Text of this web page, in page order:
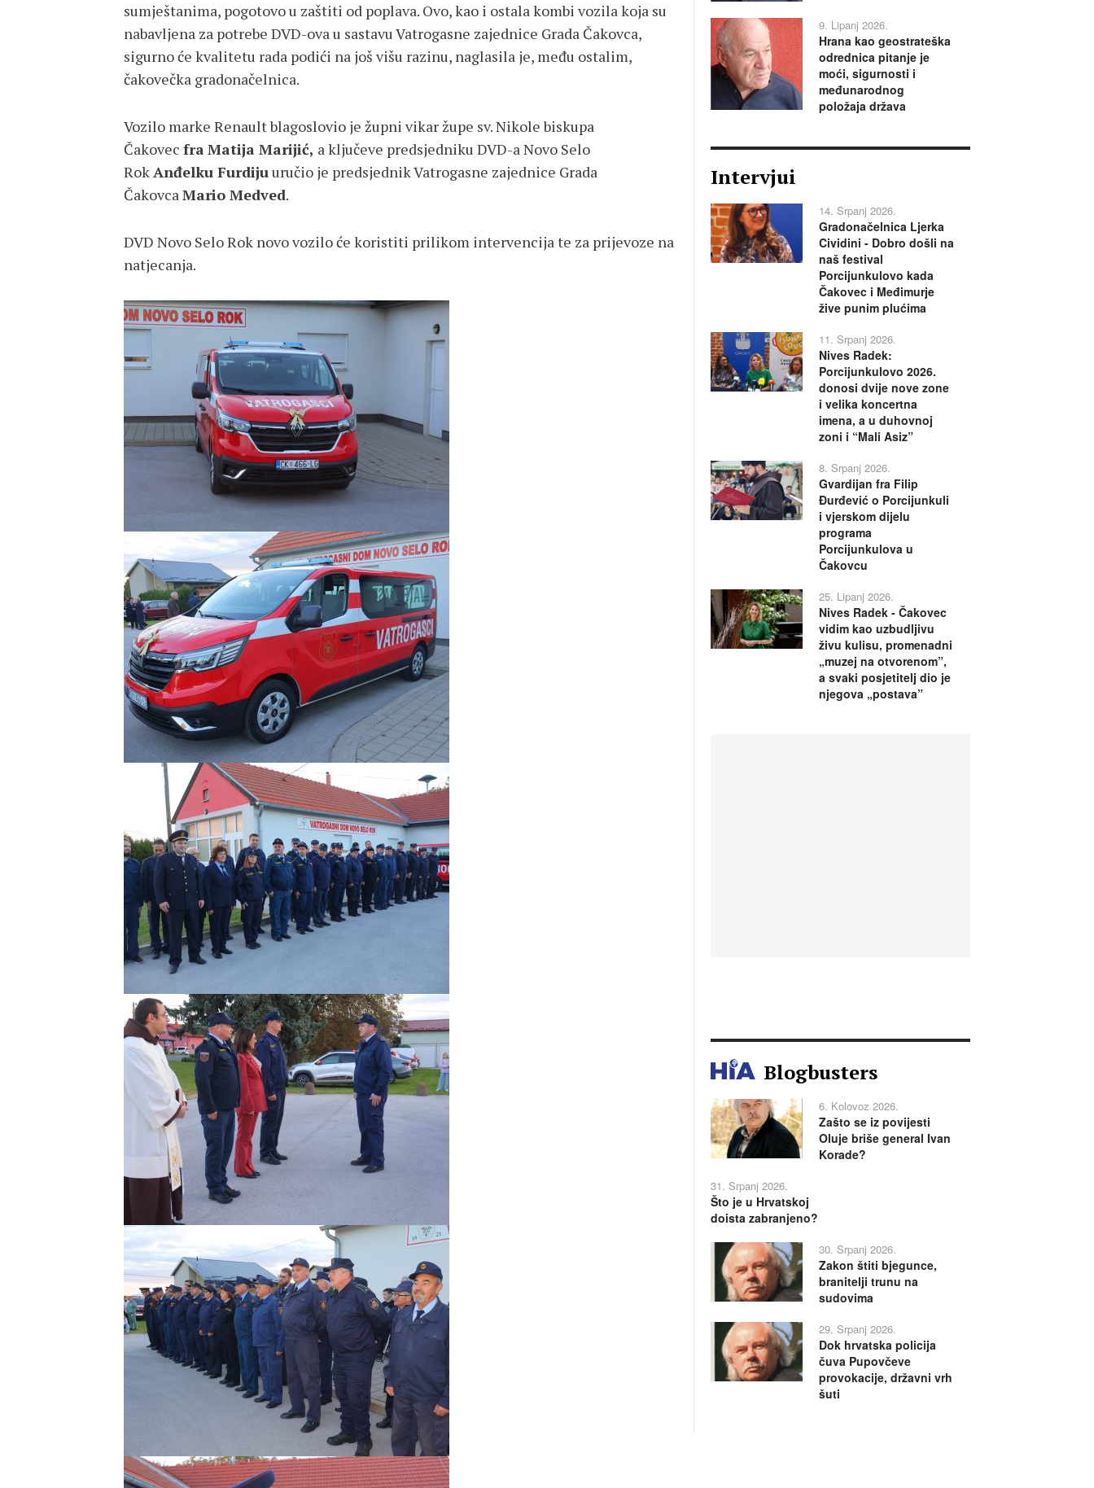
sumještanima, pogotovo u zaštiti od poplava. Ovo, kao i ostala kombi vozila koja su
nabavljena za potrebe DVD-ova u sastavu Vatrogasne zajednice Grada Čakovca,
sigurno će kvalitetu rada podići na još višu razinu, naglasila je, među ostalim,
čakovečka gradonačelnica.
Vozilo marke Renault blagoslovio je župni vikar župe sv. Nikole biskupa
Čakovec fra Matija Marijić, a ključeve predsjedniku DVD-a Novo Selo
RokAnđelku Furdijuuručio je predsjednik Vatrogasne zajednice Grada
ČakovcaMario Medved.
DVD Novo Selo Rok novo vozilo će koristiti prilikom intervencija te za prijevoze na
natjecanja.
9. Lipanj 2026.
Hrana kao geostrateška
odrednica pitanje je
moći, sigurnosti i
međunarodnog
položaja država
Intervjui
14. Srpanj 2026.
Gradonačelnica Ljerka
Cividini - Dobro došli na
naš festival
Porcijunkulovo kada
Čakovec i Međimurje
žive punim plućima
11. Srpanj 2026.
Nives Radek:
Porcijunkulovo 2026.
donosi dvije nove zone
i velika koncertna
imena, a u duhovnoj
zoni i “Mali Asiz”
8. Srpanj 2026.
Gvardijan fra Filip
Đurđević o Porcijunkuli
i vjerskom dijelu
programa
Porcijunkulova u
Čakovcu
25. Lipanj 2026.
Nives Radek - Čakovec
vidim kao uzbudljivu
živu kulisu, promenadni
„muzej na otvorenom”,
a svaki posjetitelj dio je
njegova „postava”
Blogbusters
6. Kolovoz 2026.
Zašto se iz povijesti
Oluje briše general Ivan
Korade?
31. Srpanj 2026.
Što je u Hrvatskoj
doista zabranjeno?
30. Srpanj 2026.
Zakon štiti bjegunce,
branitelji trunu na
sudovima
29. Srpanj 2026.
Dok hrvatska policija
čuva Pupovčeve
provokacije, državni vrh
šuti